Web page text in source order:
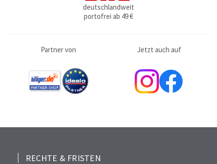
deutschlandweit
portofrei ab 49 €
Partner von Jetzt auch auf
RECHTE & FRISTEN